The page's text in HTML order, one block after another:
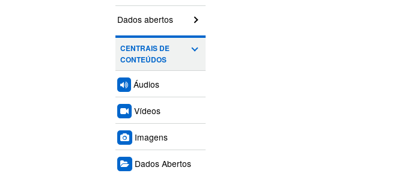
Dados abertos
CENTRAIS DE
CONTEÚDOS
Áudios
Vídeos
Imagens
Dados Abertos